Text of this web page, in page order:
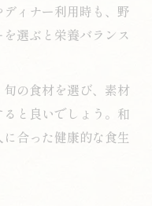
ィナー利用時も、野
選ぶと栄養バランス
の食材を選び、素材
と良いでしょう。和
合った健康的な食生